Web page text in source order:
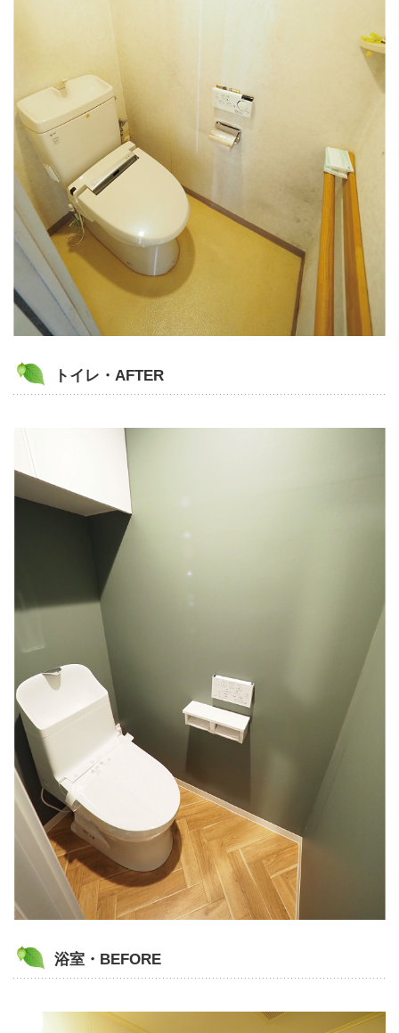
トイレ・AFTER
浴室・BEFORE